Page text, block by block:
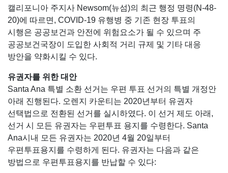
캘리포니아 주지사 Newsom(뉴섬)의 최근 행정 명령(N-48-
20)에 따르면, COVID-19 유행병 중 기존 현장 투표의
시행은 공공보건과 안전에 위험요소가 될 수 있으며 주
공공보건국장이 도입한 사회적 거리 규제 및 기타 대응
방안을 약화시킬 수 있다.
유권자를 위한 대안
Santa Ana 특별 소환 선거는 우편 투표 선거의 특별 개정안
아래 진행된다. 오렌지 카운티는 2020년부터 유권자
선택법으로 전환된 선거를 실시하였다. 이 선거 제도 아래,
선거 시 모든 유권자는 우편투표 용지를 수령한다. Santa
Ana시내 모든 유권자는 2020년 4월 20일부터
우편투표용지를 수령하게 된다. 유권자는 다음과 같은
방법으로 우편투표용지를 반납할 수 있다: